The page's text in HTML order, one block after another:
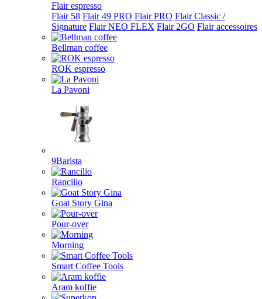
Flair espresso
Flair 58 Flair 49 PRO Flair PRO Flair Classic /
Signature Flair NEO FLEX Flair 2GO Flair accessoires
Bellman coffee
ROK espresso
La Pavoni
9Barista
Rancilio
Goat Story Gina
Pour-over
Morning
Smart Coffee Tools
Aram koffie